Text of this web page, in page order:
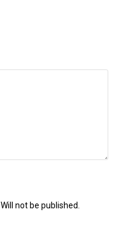
Will not be published.